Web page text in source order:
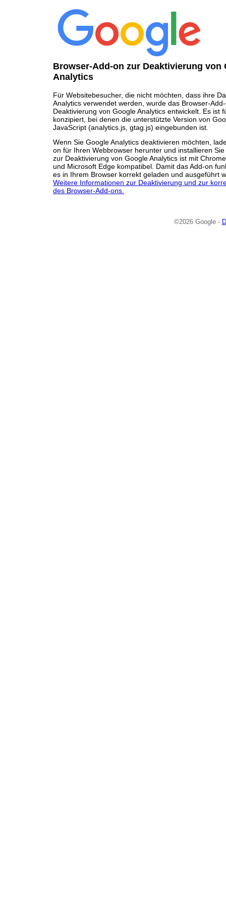
Browser-Add-on zur Deaktivierung von
Analytics
Für Websitebesucher, die nicht möchten, dass ihre
Analytics verwendet werden, wurde das Browser-
Deaktivierung von Google Analytics entwickelt. Es ist
konzipiert, bei denen die unterstützte Version von
JavaScript (analytics.js, gtag.js) eingebunden ist.
Wenn Sie Google Analytics deaktivieren möchten,
on für Ihren Webbrowser herunter und installieren
zur Deaktivierung von Google Analytics ist mit
und Microsoft Edge kompatibel. Damit das Add-on
es in Ihrem Browser korrekt geladen und ausgeführt
Weitere Informationen zur Deaktivierung und zur
des Browser-Add-ons.
©2026 Google -